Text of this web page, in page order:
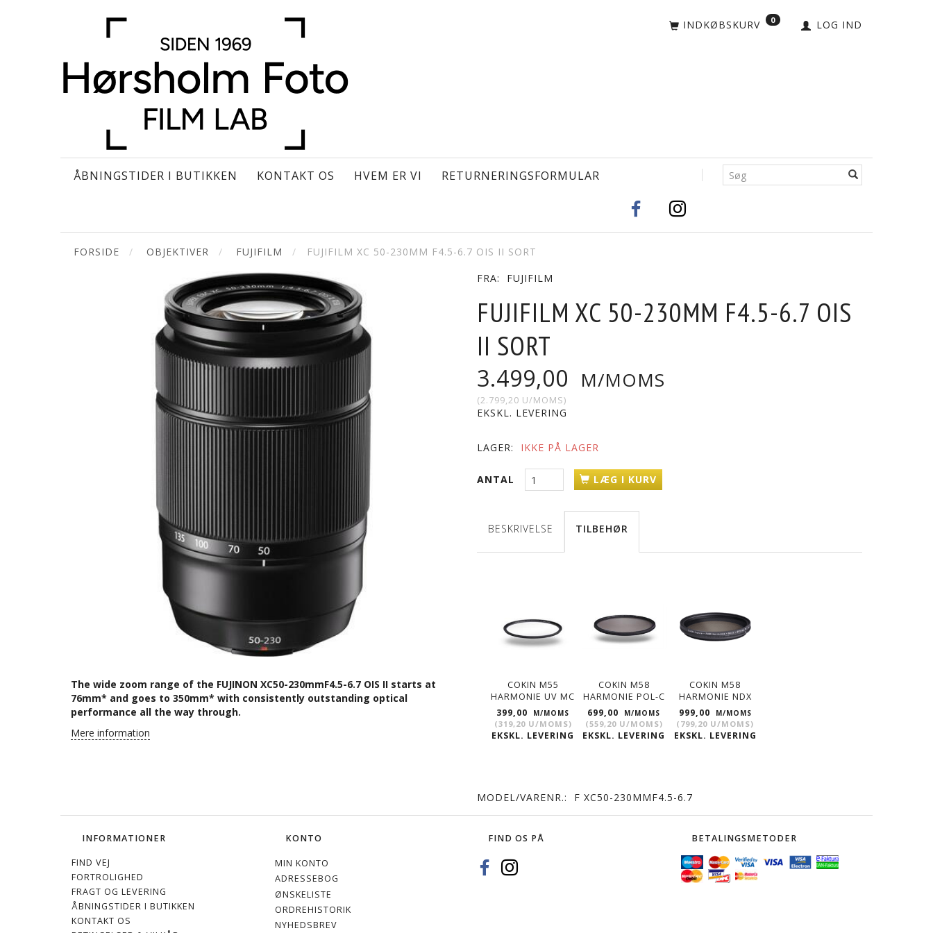
LOG IND
INDKØBSKURV 0
ÅBNINGSTIDER I BUTIKKEN KONTAKT OS HVEM ER VI RETURNERINGSFORMULAR
FORSIDE OBJEKTIVER FUJIFILM FUJIFILM XC 50-230MM F4.5-6.7 OIS II SORT
The wide zoom range of the FUJINON XC50-230mmF4.5-6.7 OIS II starts at
76mm* and goes to 350mm* with consistently outstanding optical
performance all the way through.
Mere information
FRA: FUJIFILM
FUJIFILM XC 50-230MM F4.5-6.7 OIS
II SORT
3.499,00 M/MOMS
(2.799,20 U/MOMS)
EKSKL. LEVERING
LAGER: IKKE PÅ LAGER
ANTAL LÆG I KURV
BESKRIVELSE TILBEHØR
COKIN M55
HARMONIE UV MC
399,00
M/MOMS
(319,20U/MOMS)
EKSKL. LEVERING
COKIN M58
HARMONIE POL-C
699,00
M/MOMS
(559,20U/MOMS)
EKSKL. LEVERING
COKIN M58
HARMONIE NDX
999,00
M/MOMS
( 799,20 U/MOMS)
EKSKL. LEVERING
MODEL/VARENR.: F XC50-230MMF4.5-6.7
INFORMATIONER
FIND VEJ
FORTROLIGHED
FRAGT OG LEVERING
ÅBNINGSTIDER I BUTIKKEN
KONTAKT OS
KONTO
MIN KONTO
ADRESSEBOG
ØNSKELISTE
ORDREHISTORIK
NYHEDSBREV
FIND OS PÅ BETALINGSMETODER